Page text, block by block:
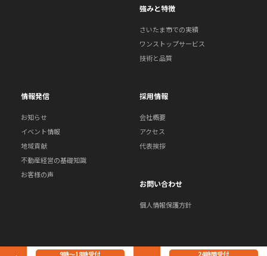
強みと特徴
さいたま市での実績
ワンストップサービス
技術と品質
情報発信
お知らせ
イベント情報
地域貢献
不動産経営の基礎知識
お客様の声
採用情報
会社概要
アクセス
代表挨拶
お問い合わせ
個人情報保護方針
9時～18時受付 24時間受付